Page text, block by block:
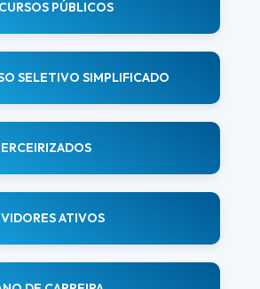
PÚBLICOS
SELETIVO SIMPLIFICADO
ATIVOS